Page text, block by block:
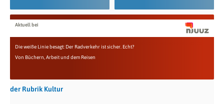
Aktuell bei
Die weiße Linie besagt: Der Radverkehr ist sicher. Echt?
Von Büchern, Arbeit und dem Reisen
der Rubrik Kultur